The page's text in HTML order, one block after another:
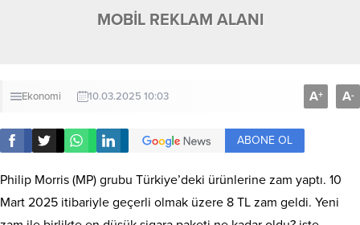
MOBİL REKLAM ALANI
Ekonomi 10.03.2025 10:03 A+ A-
ABONE OL
Philip Morris (MP) grubu Türkiye’deki ürünlerine zam yaptı. 10
Mart 2025 itibariyle geçerli olmak üzere 8 TL zam geldi. Yeni